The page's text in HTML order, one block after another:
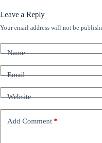
Leave a Reply
Your email address will not be
Name
Email
Website
Add Comment *